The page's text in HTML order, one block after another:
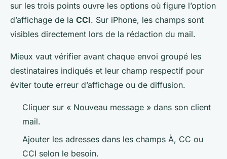
sur les trois points ouvre les options où figure l’option
d’affichage de la CCI. Sur iPhone, les champs sont
visibles directement lors de la rédaction du mail.
Mieux vaut vérifier avant chaque envoi groupé les
destinataires indiqués et leur champ respectif pour
éviter toute erreur d’affichage ou de diffusion.
Cliquer sur « Nouveau message » dans son client
mail.
Ajouter les adresses dans les champs À, CC ou
CCI selon le besoin.